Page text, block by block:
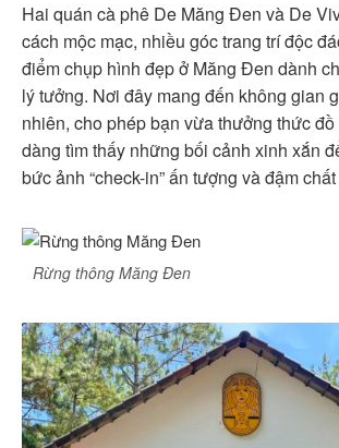
Hai quán cà phê De Măng Đen và De
cách mộc mạc, nhiều góc trang trí độc
điểm chụp hình đẹp ở Măng Đen dành
lý tưởng. Nơi đây mang đến không gian
nhiên, cho phép bạn vừa thưởng thức
dàng tìm thấy những bối cảnh xinh xắn
bức ảnh “check-in” ấn tượng và đậm
Rừng thông Măng Đen